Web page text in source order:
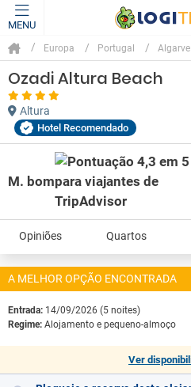
MENU
Europa Portugal Algarve
Ozadi Altura Beach
Altura
Hotel Recomendado
M. bom
Opiniões Quartos
A MELHOR OPÇÃO ENCONTRADA
Entrada: 14/09/2026 (5 noites)
Regime: Alojamento e pequeno-almoço
Ver